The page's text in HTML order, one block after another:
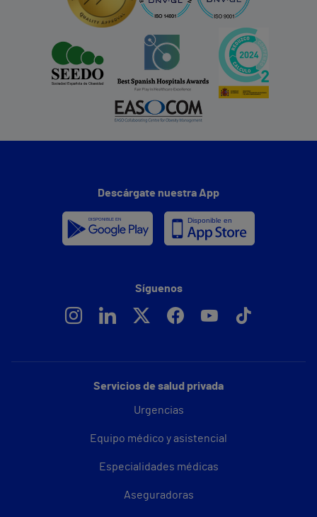
Servicios de salud privada
Urgencias
Equipo médico y asistencial
Especialidades médicas
Aseguradoras
Descárgate nuestra App
Síguenos